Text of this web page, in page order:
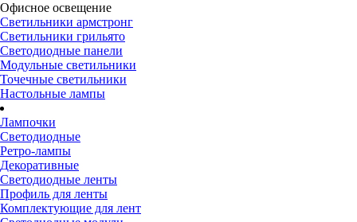
Офисное освещение
Светильники армстронг
Светильники грильято
Светодиодные панели
Модульные светильники
Точечные светильники
Настольные лампы
Лампочки
Светодиодные
Ретро-лампы
Декоративные
Светодиодные ленты
Профиль для ленты
Комплектующие для лент